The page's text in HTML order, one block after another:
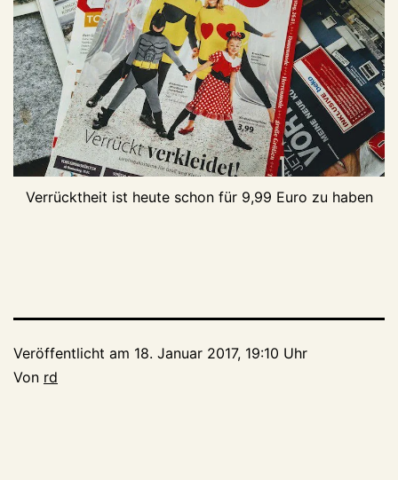
Verrücktheit ist heute schon für 9,99 Euro zu haben
Veröffentlicht am 18. Januar 2017, 19:10 Uhr
Von rd